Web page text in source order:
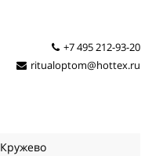
+7 495 212-93-20
ritualoptom@hottex.ru
Кружево